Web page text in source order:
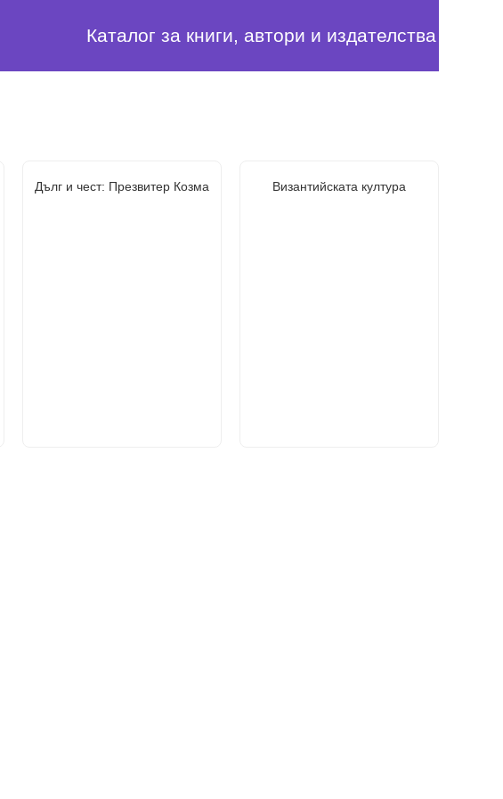
Каталог за книги, автори и издателства
Дълг и чест: Презвитер Козма Византийската култура